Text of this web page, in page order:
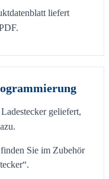
liefert
geliefert,
Sie im Zubehör